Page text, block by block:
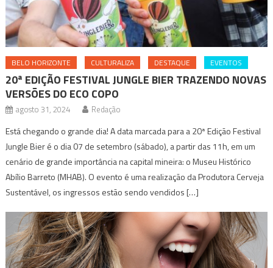
BELO HORIZONTE CULTURALIZA DESTAQUE EVENTOS
20ª EDIÇÃO FESTIVAL JUNGLE BIER TRAZENDO NOVAS
VERSÕES DO ECO COPO
agosto 31, 2024 Redação
Está chegando o grande dia! A data marcada para a 20ª Edição Festival
Jungle Bier é o dia 07 de setembro (sábado), a partir das 11h, em um
cenário de grande importância na capital mineira: o Museu Histórico
Abílio Barreto (MHAB). O evento é uma realização da Produtora Cerveja
Sustentável, os ingressos estão sendo vendidos […]